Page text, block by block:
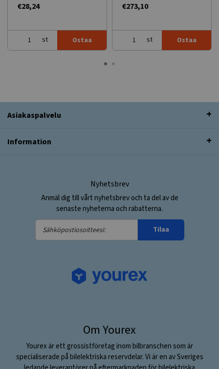
€28,24
st Ostaa
€273,10
st Ostaa
Asiakaspalvelu
Information
Nyhetsbrev
Anmäl dig till vårt nyhetsbrev och ta del av de
senaste nyheterna och rabatterna.
Sähköpostiosoitteesi:
Tilaa
Om Yourex
Yourex är ett grossistföretag inom bilbranschen som är
specialiserade på bilelektriska reservdelar. Vi är en av Sveriges